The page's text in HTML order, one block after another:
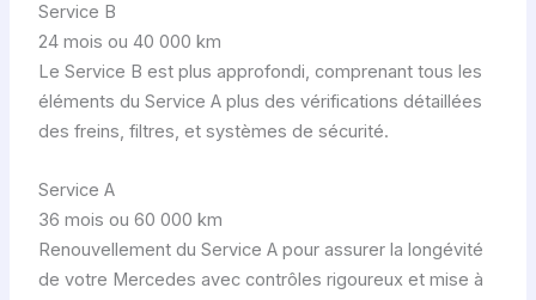
Service B
24 mois ou 40 000 km
Le Service B est plus approfondi, comprenant tous les
éléments du Service A plus des vérifications détaillées
des freins, filtres, et systèmes de sécurité.
Service A
36 mois ou 60 000 km
Renouvellement du Service A pour assurer la longévité
de votre Mercedes avec contrôles rigoureux et mise à